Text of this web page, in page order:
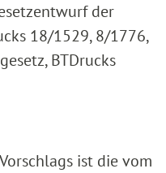
der
18/1529, 8/1776,
BTDrucks
ist die vom